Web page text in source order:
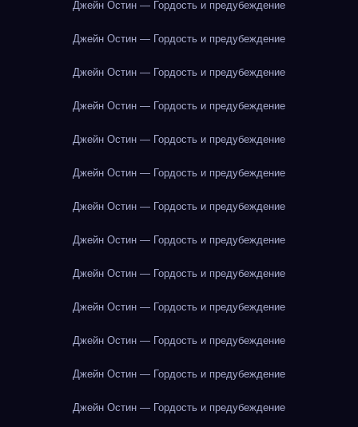
Джейн Остин — Гордость и предубеждение
Джейн Остин — Гордость и предубеждение
Джейн Остин — Гордость и предубеждение
Джейн Остин — Гордость и предубеждение
Джейн Остин — Гордость и предубеждение
Джейн Остин — Гордость и предубеждение
Джейн Остин — Гордость и предубеждение
Джейн Остин — Гордость и предубеждение
Джейн Остин — Гордость и предубеждение
Джейн Остин — Гордость и предубеждение
Джейн Остин — Гордость и предубеждение
Джейн Остин — Гордость и предубеждение
Джейн Остин — Гордость и предубеждение